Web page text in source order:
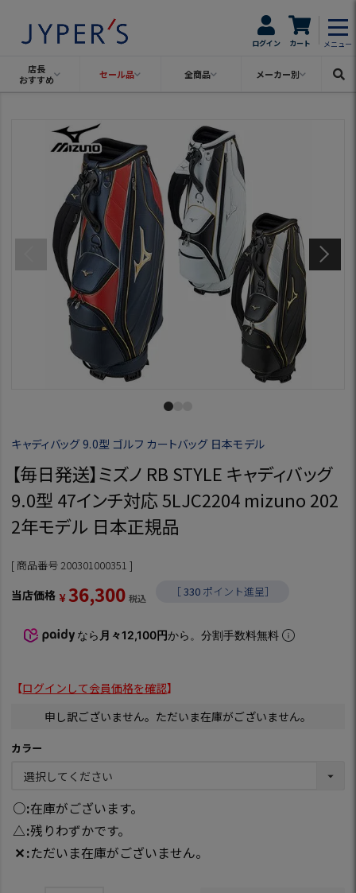
ログイン カート メニュー
店長
おすすめ
セール品 全商品 メーカー別
キャディバッグ 9.0型 ゴルフ カートバッグ 日本モデル
【毎日発送】ミズノ RB STYLE キャディバッグ
9.0型 47インチ対応 5LJC2204 mizuno 202
2年モデル 日本正規品
商品番号 200301000351
当店価格 ¥36,300 税込 ［330 ポイント進呈］
なら 月々12,100円から。分割手数料無料
【ログインして会員価格を確認】
申し訳ございません。ただいま在庫がございません。
カラー
○ 在庫がございます。
△ 残りわずかです。
✕ ただいま在庫がございません。